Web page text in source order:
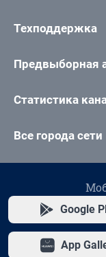
Техподдержка
Предвыборная
Статистика
Все города сети
Google
App